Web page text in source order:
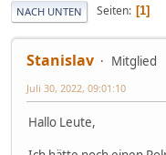
NACH UNTEN Seiten 1
Stanislav Mitglied
Juli 30, 2022, 09:01:10
Hallo Leute,